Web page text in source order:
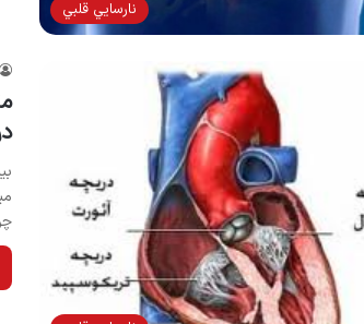
نارسايي قلبي